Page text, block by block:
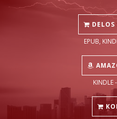
DELOS
EPUB,
KINDLE